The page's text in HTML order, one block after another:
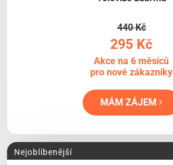
440 Kč
295 Kč
Akce na 6 měsíců
pro nové zákazníky
MÁM ZÁJEM
Nejoblíbenější